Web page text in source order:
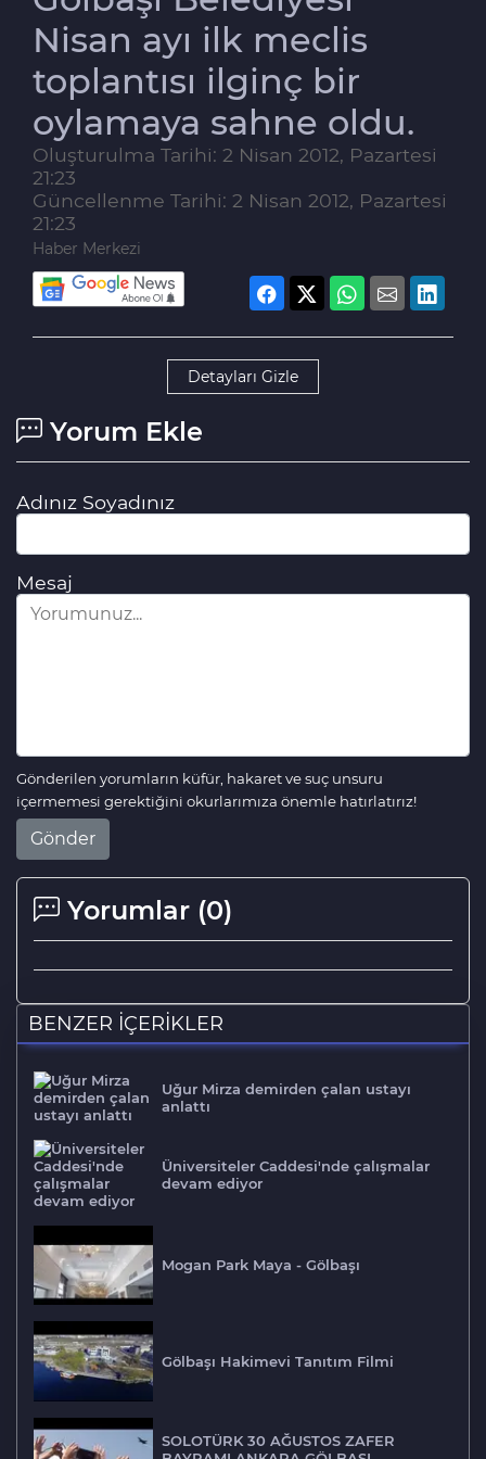
Nisan ayı ilk meclis
toplantısı ilginç bir
oylamaya sahne oldu.
Oluşturulma Tarihi: 2 Nisan 2012, Pazartesi
21:23
Güncellenme Tarihi: 2 Nisan 2012, Pazartesi
21:23
Haber Merkezi
Detayları Gizle
Yorum Ekle
Adınız Soyadınız
Mesaj
Gönderilen yorumların küfür, hakaret ve suç unsuru
içermemesi gerektiğini okurlarımıza önemle hatırlatırız!
Gönder
Yorumlar (0)
BENZER İÇERİKLER
Uğur Mirza demirden çalan ustayı
anlattı
Üniversiteler Caddesi'nde çalışmalar
devam ediyor
Mogan Park Maya - Gölbaşı
Gölbaşı Hakimevi Tanıtım Filmi
SOLOTÜRK 30 AĞUSTOS ZAFER